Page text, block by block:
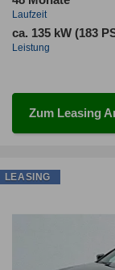
Laufzeit
ca. 135 kW (183
Leistung
Zum Leasing
LEASING